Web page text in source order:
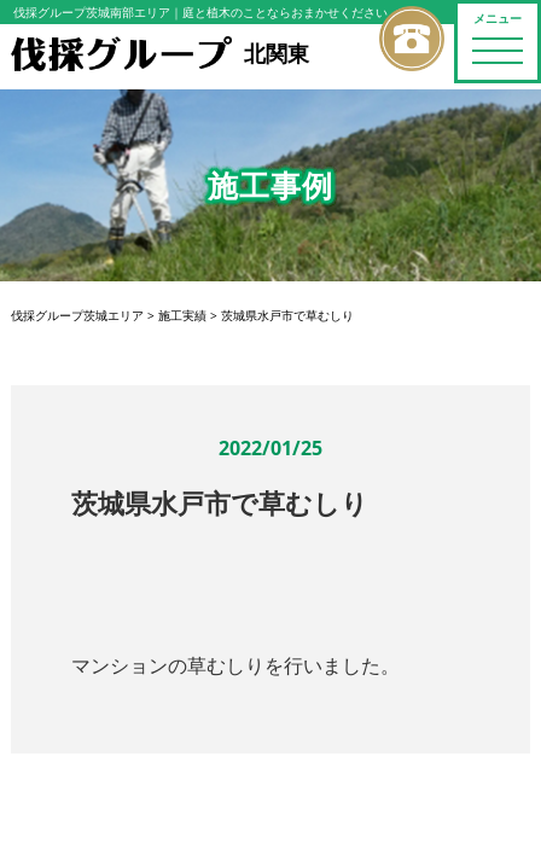
メニュー
toggle
伐採グループ茨城南部エリア ｜庭と植木のことならおまかせください
北関東
施工事例
伐採グループ茨城エリア > 施工実績> 茨城県水戸市で草むしり
2022/01/25
茨城県水戸市で草むしり
マンションの草むしりを行いました。